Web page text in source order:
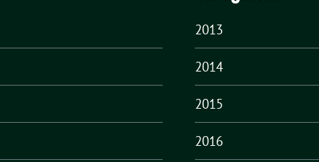
2013
2014
2015
2016